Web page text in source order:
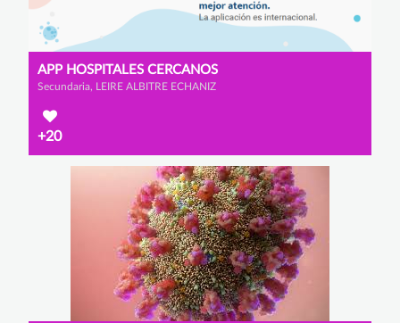
APP HOSPITALES CERCANOS
Secundaria, LEIRE ALBITRE ECHANIZ
+20